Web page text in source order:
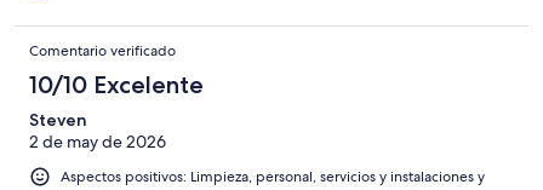
Comentario verificado
10/10 Excelente
Steven
2 de may de 2026
Aspectos positivos: Limpieza, personal, servicios y instalaciones y